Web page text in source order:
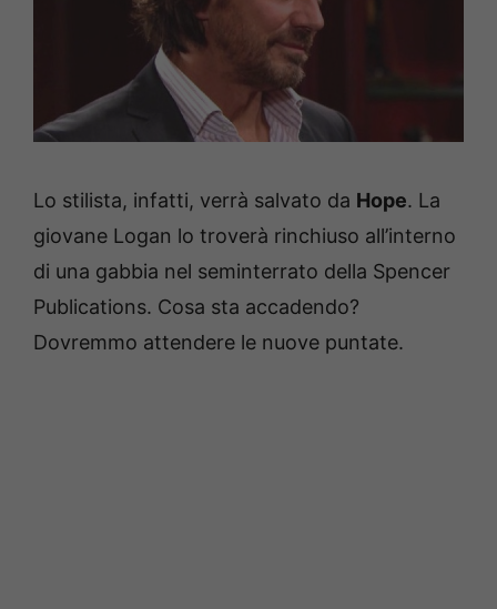
Lo stilista, infatti, verrà salvato da Hope. La
giovane Logan lo troverà rinchiuso all’interno
di una gabbia nel seminterrato della Spencer
Publications. Cosa sta accadendo?
Dovremmo attendere le nuove puntate.